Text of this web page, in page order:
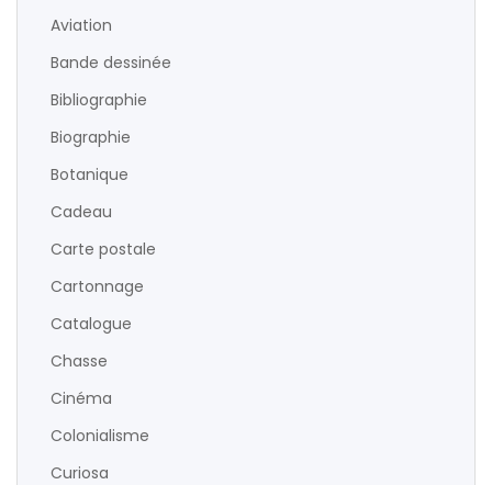
Aviation
Bande dessinée
Bibliographie
Biographie
Botanique
Cadeau
Carte postale
Cartonnage
Catalogue
Chasse
Cinéma
Colonialisme
Curiosa